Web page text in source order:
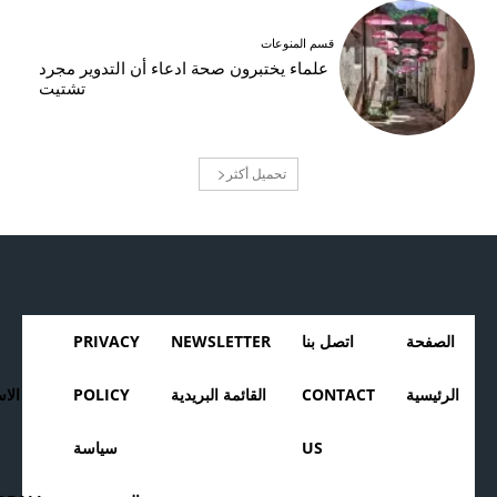
قسم المنوعات
علماء يختبرون صحة ادعاء أن التدوير مجرد
تشتيت
تحميل أكثر
الصفحة
الرئيسية
اتصل بنا
CONTACT
US
NEWSLETTER
القائمة البريدية
PRIVACY
POLICY
سياسة